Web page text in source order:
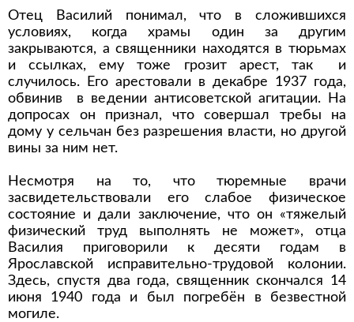
Отец Василий понимал, что в сложившихся
условиях, когда храмы один за другим
закрываются, а священники находятся в тюрьмах
и ссылках, ему тоже грозит арест, так и
случилось. Его арестовали в декабре 1937 года,
обвинив в ведении антисоветской агитации. На
допросах он признал, что совершал требы на
дому у сельчан без разрешения власти, но другой
вины за ним нет.
Несмотря на то, что тюремные врачи
засвидетельствовали его слабое физическое
состояние и дали заключение, что он «тяжелый
физический труд выполнять не может», отца
Василия приговорили к десяти годам в
Ярославской исправительно-трудовой колонии.
Здесь, спустя два года, священник скончался 14
июня 1940 года и был погребён в безвестной
могиле.